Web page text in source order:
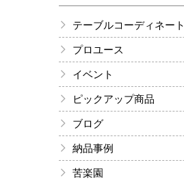
テーブルコーディネート
プロユース
イベント
ピックアップ商品
ブログ
納品事例
苦楽園